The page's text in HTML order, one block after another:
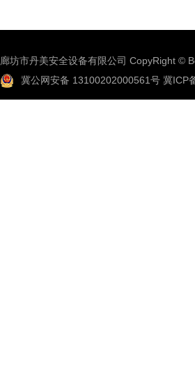
廊坊市丹美安全设备有限公司 CopyRight ©
冀公网安备 13100202000561号 冀ICP